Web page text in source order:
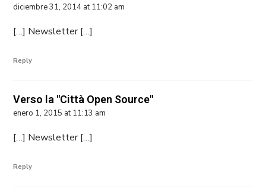
diciembre 31, 2014 at 11:02 am
[…] Newsletter […]
Reply
Verso la "Città Open Source"
enero 1, 2015 at 11:13 am
[…] Newsletter […]
Reply